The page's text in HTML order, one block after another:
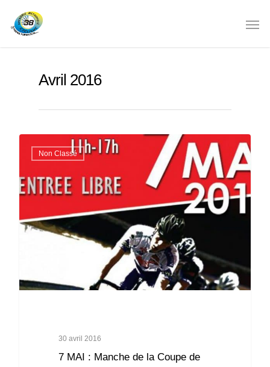
Avril 2016
Non Classé
30 avril 2016
7 MAI : Manche de la Coupe de